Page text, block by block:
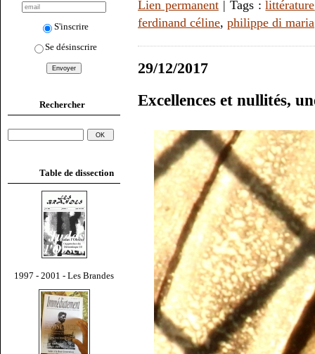
S'inscrire
Se désinscrire
Rechercher
Table de dissection
1997 - 2001 - Les Brandes
Lien permanent| Tags :littérature
ferdinand céline, philippe di maria
29/12/2017
Excellences et nullités,